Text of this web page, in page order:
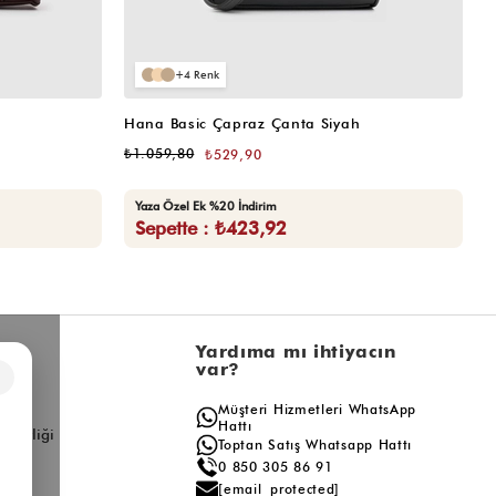
4
Hana Basic Çapraz Çanta Siyah
₺529,90
₺1.059,80
Yaza Özel Ek %20 İndirim
Sepette : ₺423,92
Birliği
Yardıma mı ihtiyacın
var?
Müşteri Hizmetleri WhatsApp
Hattı
Toptan Satış Whatsapp Hattı
0 850 305 86 91
[email protected]